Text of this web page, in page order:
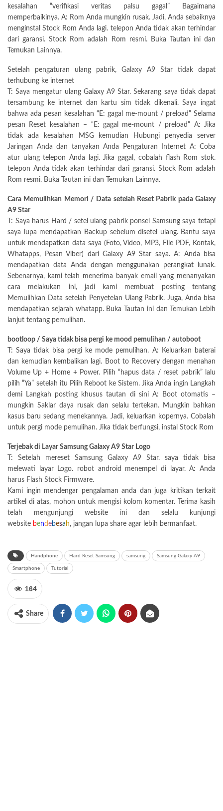
kesalahan “verifikasi veritas palsu gagal” Bagaimana
memperbaikinya. A: Rom Anda mungkin rusak. Jadi, Anda sebaiknya
menginstal Stock Rom Anda lagi. telepon Anda tidak akan terhindar
dari garansi. Stock Rom adalah Rom resmi. Buka Tautan ini dan
Temukan Lainnya.
Setelah pengaturan ulang pabrik, Galaxy A9 Star tidak dapat
terhubung ke internet
T: Saya mengatur ulang Galaxy A9 Star. Sekarang saya tidak dapat
tersambung ke internet dan kartu sim tidak dikenali. Saya ingat
bahwa ada pesan kesalahan “E: gagal me-mount / preload” Selama
pesan Reset kesalahan – “E: gagal me-mount / preload” A: Jika
tidak ada kesalahan MSG kemudian Hubungi penyedia server
Jaringan Anda dan tanyakan Anda Pengaturan Internet A: Coba
atur ulang telepon Anda lagi. Jika gagal, cobalah flash Rom stok.
telepon Anda tidak akan terhindar dari garansi. Stock Rom adalah
Rom resmi. Buka Tautan ini dan Temukan Lainnya.
Cara Memulihkan Memori / Data setelah Reset Pabrik pada Galaxy
A9 Star
T: Saya harus Hard / setel ulang pabrik ponsel Samsung saya tetapi
saya lupa mendapatkan Backup sebelum disetel ulang. Bantu saya
untuk mendapatkan data saya (Foto, Video, MP3, File PDF, Kontak,
Whatapps, Pesan Viber) dari Galaxy A9 Star saya. A: Anda bisa
mendapatkan data Anda dengan menggunakan perangkat lunak.
Sebenarnya, kami telah menerima banyak email yang menanyakan
cara melakukan ini, jadi kami membuat posting tentang
Memulihkan Data setelah Penyetelan Ulang Pabrik. Juga, Anda bisa
mendapatkan sejarah whatapp. Buka Tautan ini dan Temukan Lebih
lanjut tentang pemulihan.
bootloop / Saya tidak bisa pergi ke mood pemulihan / autoboot
T: Saya tidak bisa pergi ke mode pemulihan. A: Keluarkan baterai
dan kemudian kembalikan lagi. Boot to Recovery dengan menahan
Volume Up + Home + Power. Pilih “hapus data / reset pabrik” lalu
pilih “Ya” setelah itu Pilih Reboot ke Sistem. Jika Anda ingin Langkah
demi Langkah posting khusus tautan di sini A: Boot otomatis –
mungkin Saklar daya rusak dan selalu tertekan. Mungkin bahkan
kasus baru sedang menekannya. Jadi, keluarkan kopernya. Cobalah
untuk pergi mode pemulihan. Jika tidak berfungsi, instal Stock Rom
Terjebak di Layar Samsung Galaxy A9 Star Logo
T: Setelah mereset Samsung Galaxy A9 Star. saya tidak bisa
melewati layar Logo. robot android menempel di layar. A: Anda
harus Flash Stock Firmware.
Kami ingin mendengar pengalaman anda dan juga kritikan terkait
artikel di atas, mohon untuk mengisi kolom komentar. Terima kasih
telah mengunjungi website ini dan selalu kunjungi
website bendebesa h, jangan lupa share agar lebih bermanfaat.
Handphone Hard Reset Samsung samsung Samsung Galaxy A9
Smartphone Tutorial
164
Share